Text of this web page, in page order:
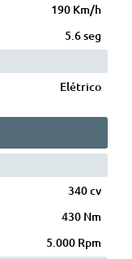
190 Km/h
5.6 seg
Elétrico
340 cv
430 Nm
5.000 Rpm